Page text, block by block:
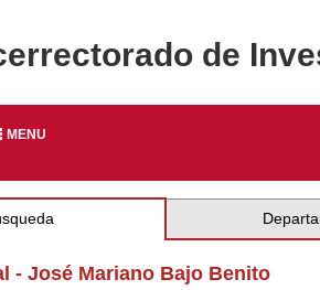
de
MENU
- José Mariano Bajo Benito